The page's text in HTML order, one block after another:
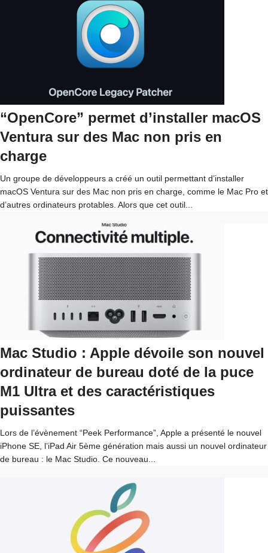
“OpenCore” permet d’installer macOS
Ventura sur des Mac non pris en
charge
Un groupe de développeurs a créé un outil permettant d’installer
macOS Ventura sur des Mac non pris en charge, comme le Mac Pro et
d’autres ordinateurs protables. Alors que cet outil...
Mac Studio : Apple dévoile son nouvel
ordinateur de bureau doté de la puce
M1 Ultra et des caractéristiques
puissantes
Lors de l’évènement “Peek Performance”, Apple a présenté le nouvel
iPhone SE, l’iPad Air 5ème génération mais aussi un nouvel ordinateur
de bureau : le Mac Studio. Ce nouveau...